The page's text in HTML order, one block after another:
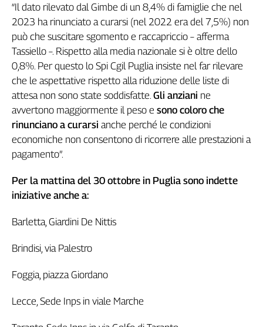
trasmissioni
Work
in
Progress
L'Italia
Lavoro
Territori
Abruzzo-
Molise
Adige
Basilicata
Calabria
Emilia-
Friuli
Giulia
“Il dato rilevato dal Gimbe di un 8,4% di famiglie che nel
2023 ha rinunciato a curarsi (nel 2022 era del 7,5%) non
può che suscitare sgomento e raccapriccio – afferma
Tassiello –. Rispetto alla media nazionale si è oltre dello
0,8%. Per questo lo Spi Cgil Puglia insiste nel far rilevare
che le aspettative rispetto alla riduzione delle liste di
attesa non sono state soddisfatte. Gli anziani ne
avvertono maggiormente il peso e sono coloro che
rinunciano a curarsi anche perché le condizioni
economiche non consentono di ricorrere alle prestazioni a
pagamento”.
Per la mattina del 30 ottobre in Puglia sono indette
iniziative anche a:
Barletta, Giardini De Nittis
Brindisi, via Palestro
Foggia, piazza Giordano
Lecce, Sede Inps in viale Marche